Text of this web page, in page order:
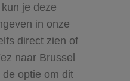
je deze
in onze
direct zien of
naar Brussel
optie om dit